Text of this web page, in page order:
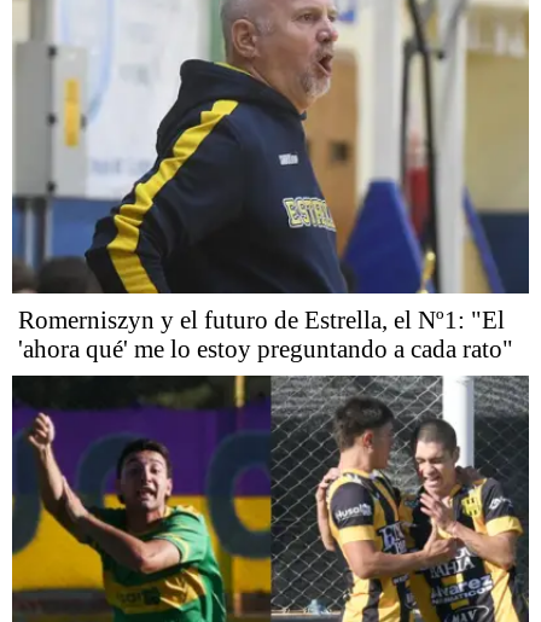
Romerniszyn y el futuro de Estrella, el Nº1: "El
'ahora qué' me lo estoy preguntando a cada rato"